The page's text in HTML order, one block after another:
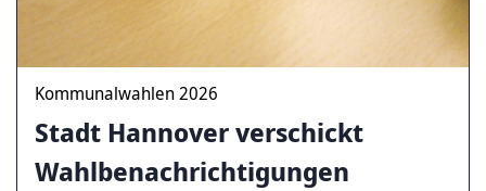
Kommunalwahlen 2026
Stadt Hannover verschickt
Wahlbenachrichtigungen